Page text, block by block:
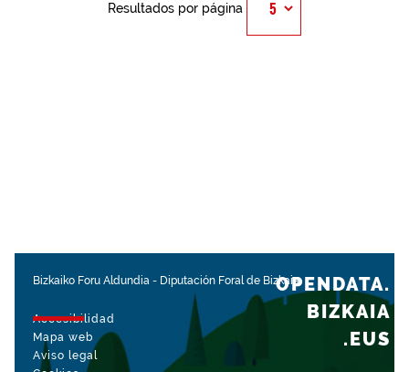
Resultados por página
Bizkaiko Foru Aldundia - Diputación Foral de Bizkaia
Accesibilidad
Mapa web
Aviso legal
OPENDATA.
BIZKAIA
.EUS